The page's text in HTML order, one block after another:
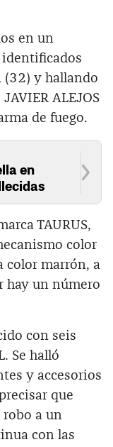
en un
identificados
(32) y hallando
ALEJOS
de fuego.
en
TAURUS,
color
color marrón, a
hay un número
con seis
Se halló
y accesorios
que
a un
con las